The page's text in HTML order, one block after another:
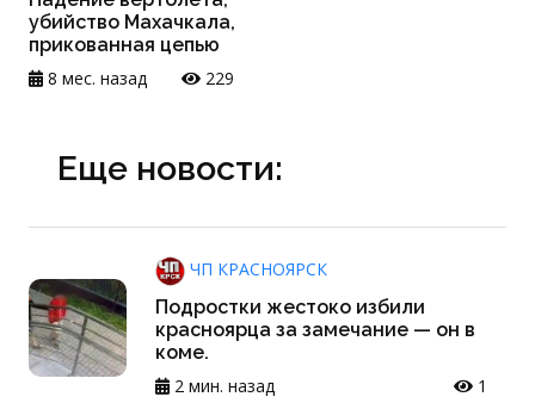
убийство Махачкала,
прикованная цепью
8 мес. назад
229
Еще новости:
ЧП КРАСНОЯРСК
Подростки жестоко избили
красноярца за замечание — он в
коме.
2 мин. назад
1